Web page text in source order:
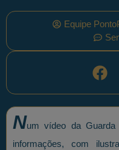
Equipe
Num vídeo da Guarda
informações, com